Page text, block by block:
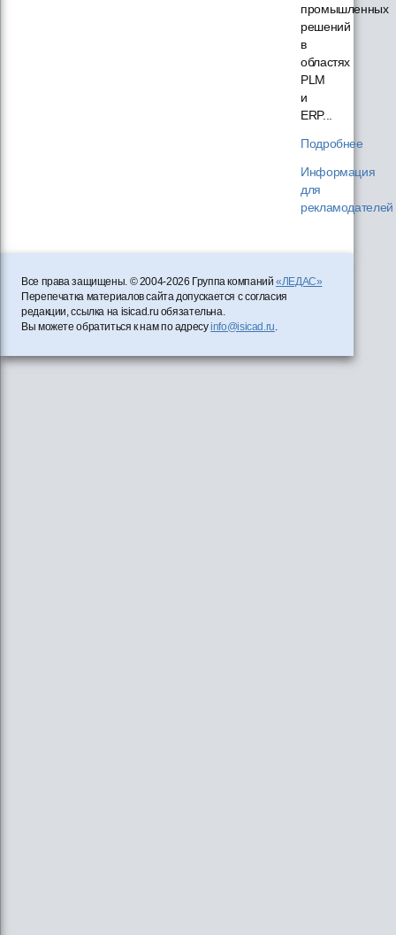
промышленных
решений
в
областях
PLM
и
ERP...
Подробнее
Информация
для
рекламодателей
Все права защищены. © 2004-2026 Группа компаний«ЛЕДАС»
Перепечатка материалов сайта допускается с согласия
редакции, ссылка на isicad.ru обязательна.
Вы можете обратиться к нам по адресуinfo@isicad.ru.